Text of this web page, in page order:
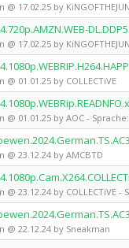
17.02.25 by
17.02.25 by
01.01.25 by COLLECTiVE
01.01.25 by AOC -
23.12.24 by AMCBTD
23.12.24 by COLLECTiVE -
22.12.24 by Sneakman